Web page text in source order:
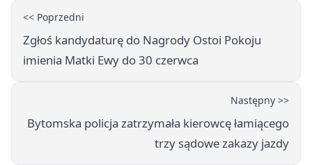
<< Poprzedni
Zgłoś kandydaturę do Nagrody Ostoi Pokoju
imienia Matki Ewy do 30 czerwca
Następny >>
Bytomska policja zatrzymała kierowcę łamiącego
trzy sądowe zakazy jazdy